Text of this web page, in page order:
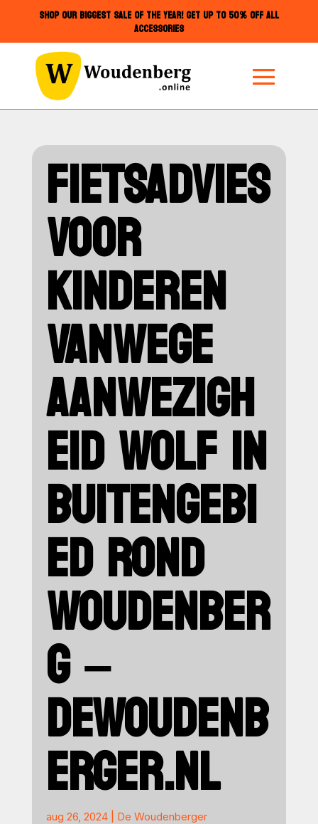
SHOP OUR BIGGEST SALE OF THE YEAR! GET UP TO 50% OFF ALL
ACCESSORIES
FIETSADVIES
VOOR
KINDEREN
VANWEGE
AANWEZIGH
EID WOLF IN
BUITENGEBI
ED ROND
WOUDENBER
G –
DEWOUDENB
ERGER.NL
aug 26, 2024| De Woudenberger